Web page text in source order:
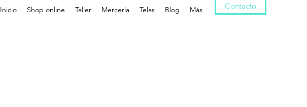
Inicio Shop online Taller Mercería Telas Blog Más Contacto